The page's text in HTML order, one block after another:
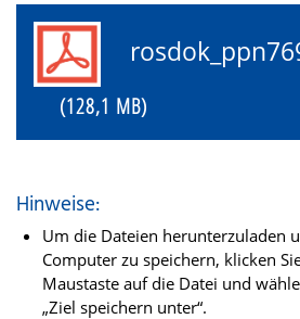
(128,1 MB)
Hinweise:
Um die Dateien herunterzuladen
Computer zu speichern, klicken
Maustaste auf die Datei und
„Ziel speichern unter“.